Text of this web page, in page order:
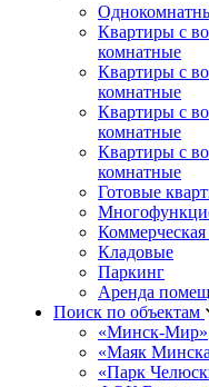
Квартиры с
комнатные
Квартиры с
комнатные
Квартиры с
комнатные
Квартиры с
комнатные
Готовые
Кладовые
Паркинг
Аренда
Поиск по объектам
«Минск-Мир»
«Маяк
«Парк